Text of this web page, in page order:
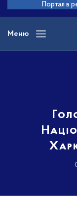
основного
вмісту
Портал в
Меню